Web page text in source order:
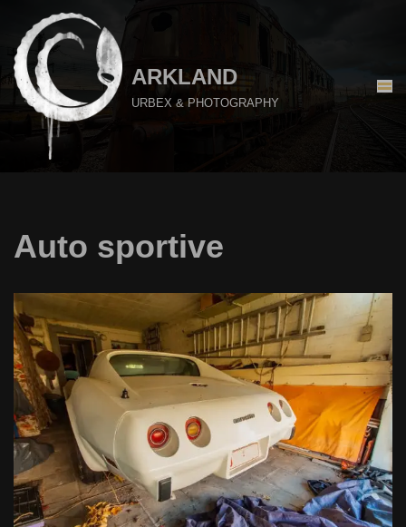
Aller
au
contenu
ARKLAND
URBEX & PHOTOGRAPHY
Auto sportive